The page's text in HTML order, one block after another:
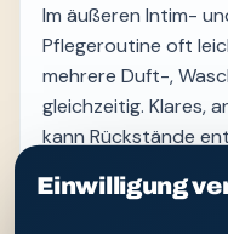
Einwilligung
Im äußeren Intim-
Pflegeroutine oft
mehrere Duft-,
gleichzeitig. Klares,
kann Rückstände
Inhaltsstoffe auf
sind wenig Druck,